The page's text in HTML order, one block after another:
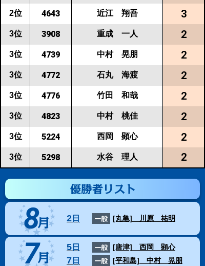
2位 4643 近江 翔吾 3
3位 3908 重成 一人 2
3位 4739 中村 晃朋 2
3位 4772 石丸 海渡 2
3位 4776 竹田 和哉 2
3位 4823 中村 桃佳 2
3位 5224 西岡 顕心 2
3位 5298 水谷 理人 2
2日 [丸亀] 川原 祐明
5日 [唐津] 西岡 顕心
7日 [平和島] 中村 晃朋